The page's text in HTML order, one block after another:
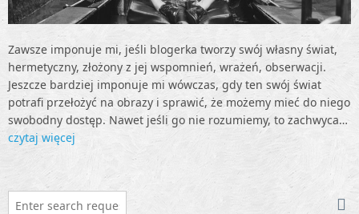
Zawsze imponuje mi, jeśli blogerka tworzy swój własny świat,
hermetyczny, złożony z jej wspomnień, wrażeń, obserwacji.
Jeszcze bardziej imponuje mi wówczas, gdy ten swój świat
potrafi przełożyć na obrazy i sprawić, że możemy mieć do niego
swobodny dostęp. Nawet jeśli go nie rozumiemy, to zachwyca…
czytaj więcej